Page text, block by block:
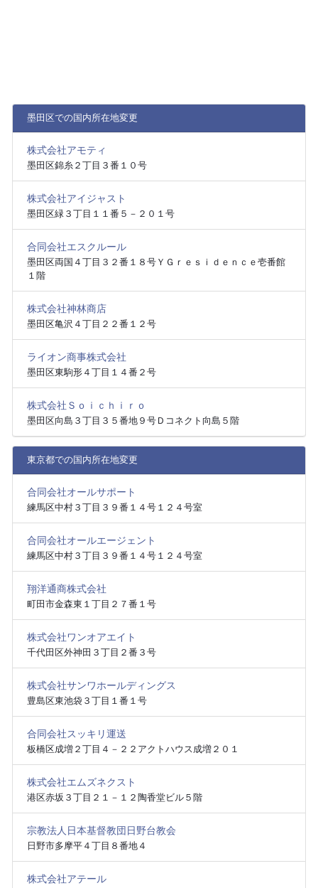
墨田区での国内所在地変更
株式会社アモティ
墨田区錦糸２丁目３番１０号
株式会社アイジャスト
墨田区緑３丁目１１番５－２０１号
合同会社エスクルール
墨田区両国４丁目３２番１８号ＹＧｒｅｓｉｄｅｎｃｅ壱番館
１階
株式会社神林商店
墨田区亀沢４丁目２２番１２号
ライオン商事株式会社
墨田区東駒形４丁目１４番２号
株式会社Ｓｏｉｃｈｉｒｏ
墨田区向島３丁目３５番地９号Ｄコネクト向島５階
東京都での国内所在地変更
合同会社オールサポート
練馬区中村３丁目３９番１４号１２４号室
合同会社オールエージェント
練馬区中村３丁目３９番１４号１２４号室
翔洋通商株式会社
町田市金森東１丁目２７番１号
株式会社ワンオアエイト
千代田区外神田３丁目２番３号
株式会社サンワホールディングス
豊島区東池袋３丁目１番１号
合同会社スッキリ運送
板橋区成増２丁目４－２２アクトハウス成増２０１
株式会社エムズネクスト
港区赤坂３丁目２１－１２陶香堂ビル５階
宗教法人日本基督教団日野台教会
日野市多摩平４丁目８番地４
株式会社アテール